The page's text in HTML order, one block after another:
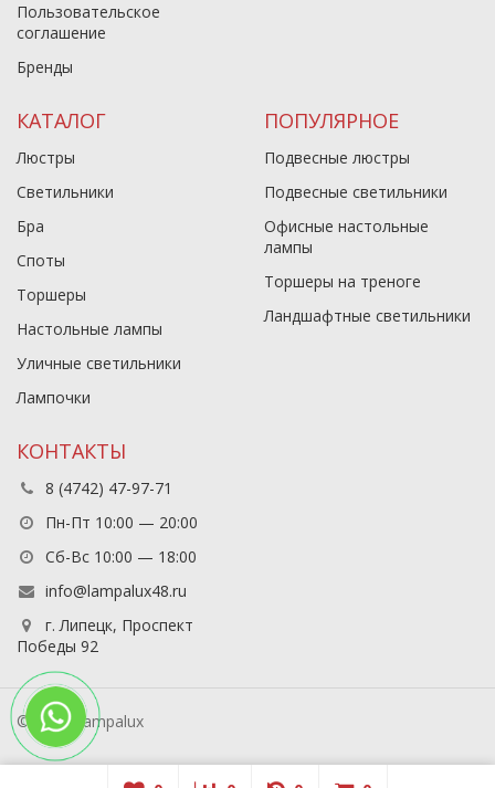
Пользовательское
соглашение
Бренды
КАТАЛОГ
Люстры
Светильники
Бра
Споты
Торшеры
Настольные лампы
Уличные светильники
Лампочки
ПОПУЛЯРНОЕ
Подвесные люстры
Подвесные светильники
Офисные настольные
лампы
Торшеры на треноге
Ландшафтные светильники
КОНТАКТЫ
8 (4742) 47-97-71
Пн-Пт 10:00 — 20:00
Сб-Вс 10:00 — 18:00
info@lampalux48.ru
г. Липецк, Проспект
Победы 92
© 2026 Lampalux